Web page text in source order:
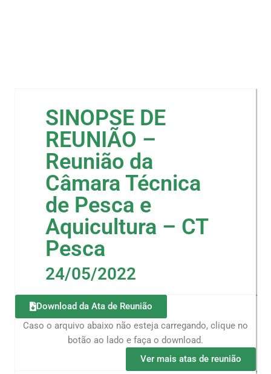
SINOPSE DE
REUNIÃO –
Reunião da
Câmara Técnica
de Pesca e
Aquicultura – CT
Pesca
24/05/2022
Download da Ata de Reunião
Caso o arquivo abaixo não esteja carregando, clique no
botão ao lado e faça o download.
Ver mais atas de reunião